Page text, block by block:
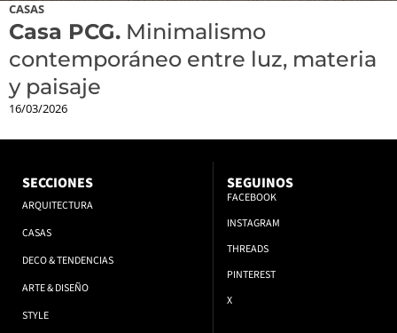
CASAS
Casa PCG. Minimalismo
contemporáneo entre luz, materia
y paisaje
16/03/2026
SECCIONES
ARQUITECTURA
CASAS
DECO & TENDENCIAS
ARTE & DISEÑO
STYLE
SEGUINOS
FACEBOOK
INSTAGRAM
THREADS
PINTEREST
X